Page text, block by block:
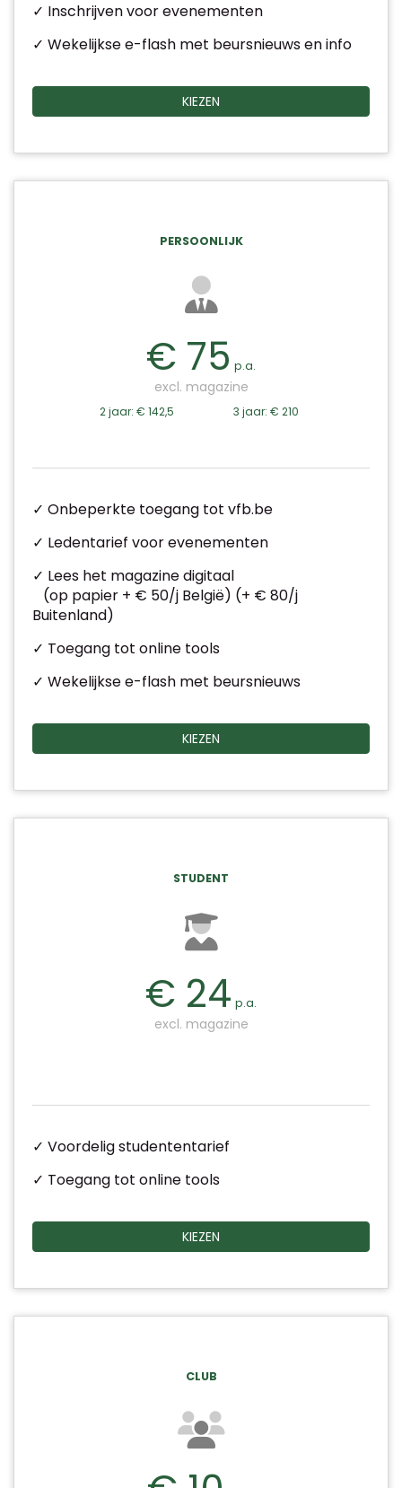
✓ Inschrijven voor evenementen
✓ Wekelijkse e-flash met beursnieuws en info
KIEZEN
PERSOONLIJK
€ 75 p.a.
excl. magazine
2 jaar: € 142,5 3 jaar: € 210
✓ Onbeperkte toegang tot vfb.be
✓ Ledentarief voor evenementen
✓ Lees het magazine digitaal
(op papier + € 50/j België) (+ € 80/j
Buitenland)
✓ Toegang tot online tools
✓ Wekelijkse e-flash met beursnieuws
KIEZEN
STUDENT
€ 24 p.a.
excl. magazine
✓ Voordelig studententarief
✓ Toegang tot online tools
KIEZEN
CLUB